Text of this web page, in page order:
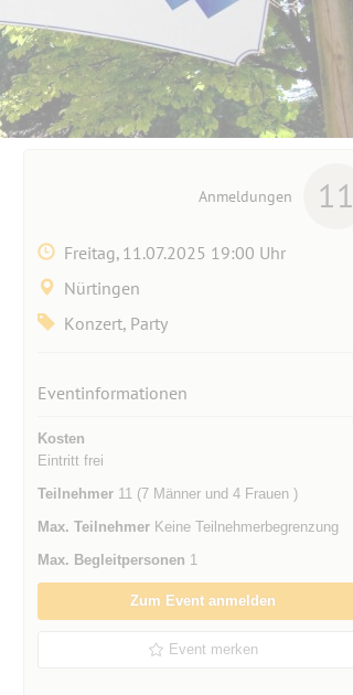
Anmeldungen 11
Freitag, 11.07.2025 19:00 Uhr
Nürtingen
Konzert, Party
Eventinformationen
Kosten
Eintritt frei
Teilnehmer11 (7 Männer und 4 Frauen )
Max. TeilnehmerKeine Teilnehmerbegrenzung
Max. Begleitpersonen 1
Zum Event anmelden
Event merken